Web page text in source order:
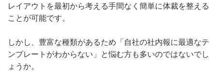
レイアウトを最初から考える手間なく簡単に体裁を整える
ことが可能です。
しかし、豊富な種類があるため「自社の社内報に最適なテ
ンプレートがわからない」と悩む方も多いのではないでし
ょうか。